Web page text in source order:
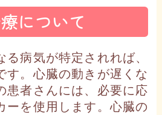
について
る病気が特定されれば、
す。心臓の動きが遅くな
患者さんには、必要に応
ーを使用します。心臓の